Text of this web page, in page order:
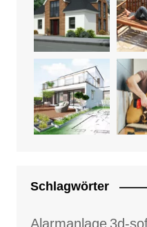
Schlagwörter
Alarmanlage 3d-